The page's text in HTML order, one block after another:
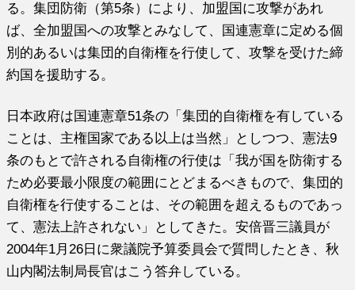
る。集団防衛（第5条）により、加盟国に攻撃があれ
ば、全加盟国への攻撃とみなして、国連憲章に定める個
別的あるいは集団的自衛権を行使して、攻撃を受けた締
約国を援助する。
日本政府は国連憲章51条の「集団的自衛権を有している
ことは、主権国家である以上は当然」としつつ、憲法9
条のもとで許される自衛権の行使は「我が国を防衛する
ため必要最小限度の範囲にとどまるべきもので、集団的
自衛権を行使することは、その範囲を超えるものであっ
て、憲法上許されない」としてきた。安倍晋三議員が
2004年1月26日に衆議院予算委員会で質問したとき、秋
山内閣法制局長官はこう答弁している。